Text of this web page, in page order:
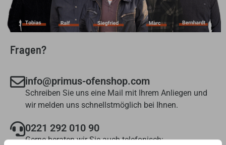
Fragen?
info@primus-ofenshop.com
Schreiben Sie uns eine Mail mit Ihrem Anliegen und
wir melden uns schnellstmöglich bei Ihnen.
0221 292 010 90
Gerne beraten wir Sie auch telefonisch: